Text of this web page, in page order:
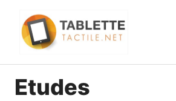
contenu
Etudes